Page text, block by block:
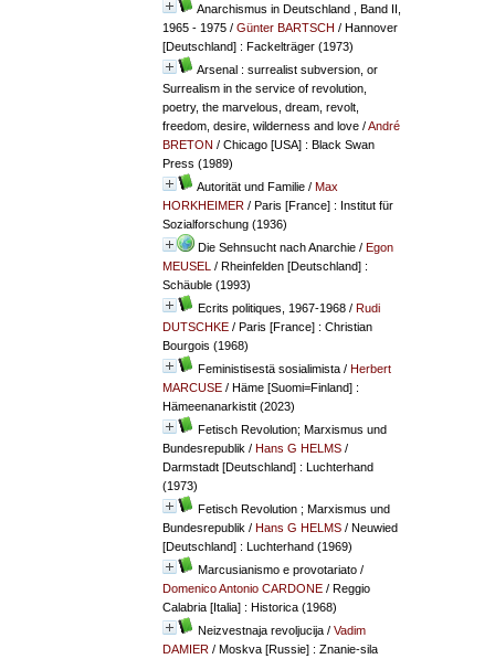
Anarchismus in Deutschland , Band II,
1965 - 1975/ Günter BARTSCH / Hannover
[Deutschland] : Fackelträger (1973)
Arsenal : surrealist subversion, or
Surrealism in the service of revolution,
poetry, the marvelous, dream, revolt,
freedom, desire, wilderness and love/André
BRETON / Chicago [USA] : Black Swan
Press (1989)
Autorität und Familie/ Max
HORKHEIMER/ Paris [France] : Institut für
Sozialforschung (1936)
Die Sehnsucht nach Anarchie/ Egon
MEUSEL / Rheinfelden [Deutschland] :
Schäuble (1993)
Ecrits politiques, 1967-1968/ Rudi
DUTSCHKE/ Paris [France] : Christian
Bourgois (1968)
Feministisestä sosialimista/ Herbert
MARCUSE/ Häme [Suomi=Finland] :
Hämeenanarkistit (2023)
Fetisch Revolution; Marxismus und
Bundesrepublik / Hans G HELMS/
Darmstadt [Deutschland] : Luchterhand
(1973)
Fetisch Revolution ; Marxismus und
Bundesrepublik / Hans G HELMS/ Neuwied
[Deutschland] : Luchterhand (1969)
Marcusianismo e provotariato/
Domenico Antonio CARDONE/ Reggio
Calabria [Italia] : Historica (1968)
Neizvestnaja revoljucija/ Vadim
DAMIER/ Moskva [Russie] : Znanie-sila